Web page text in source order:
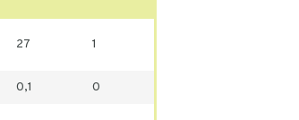
27 1
0,1 0